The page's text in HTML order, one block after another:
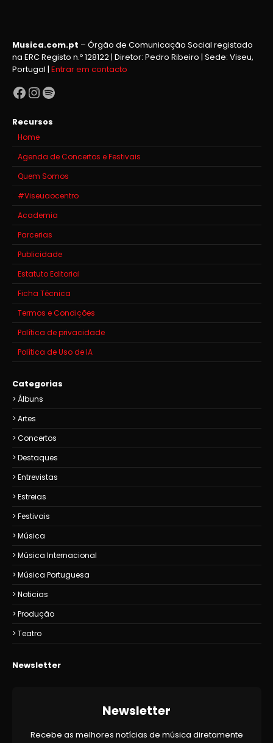
Musica.com.pt – Órgão de Comunicação Social registado
na ERC Registo n.º 128122 | Diretor: Pedro Ribeiro | Sede: Viseu,
Portugal | Entrar em contacto
Facebook
Instagram
Spotify
Recursos
Home
Agenda de Concertos e Festivais
Quem Somos
#Viseuaocentro
Academia
Parcerias
Publicidade
Estatuto Editorial
Ficha Técnica
Termos e Condições
Política de privacidade
Política de Uso de IA
Categorias
Álbuns
Artes
Concertos
Destaques
Entrevistas
Estreias
Festivais
Música
Música Internacional
Música Portuguesa
Noticias
Produção
Teatro
Newsletter
Newsletter
Recebe as melhores notícias de música diretamente